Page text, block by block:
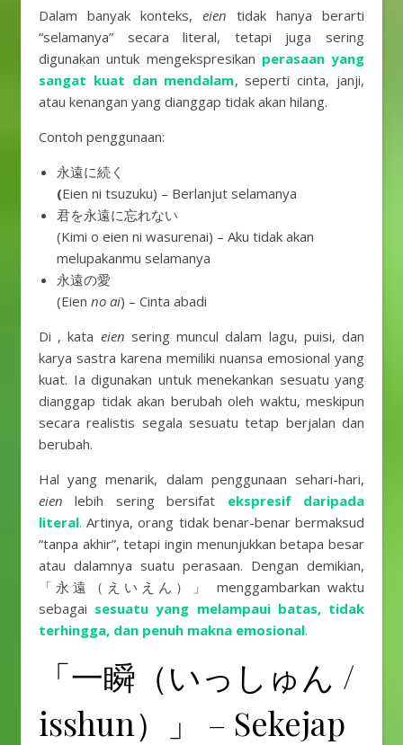
Dalam banyak konteks, eien tidak hanya berarti
“selamanya” secara literal, tetapi juga sering
digunakan untuk mengekspresikan perasaan yang
sangat kuat dan mendalam, seperti cinta, janji,
atau kenangan yang dianggap tidak akan hilang.
Contoh penggunaan:
永遠に続く
(Eien ni tsuzuku) – Berlanjut selamanya
君を永遠に忘れない
(Kimi o eien ni wasurenai) – Aku tidak akan
melupakanmu selamanya
永遠の愛
(Eien no ai) – Cinta abadi
Di , kata eien sering muncul dalam lagu, puisi, dan
karya sastra karena memiliki nuansa emosional yang
kuat. Ia digunakan untuk menekankan sesuatu yang
dianggap tidak akan berubah oleh waktu, meskipun
secara realistis segala sesuatu tetap berjalan dan
berubah.
Hal yang menarik, dalam penggunaan sehari-hari,
eien lebih sering bersifat ekspresif daripada
literal.Artinya, orang tidak benar-benar bermaksud
“tanpa akhir”, tetapi ingin menunjukkan betapa besar
atau dalamnya suatu perasaan. Dengan demikian,
「永遠（えいえん）」 menggambarkan waktu
sebagai sesuatu yang melampaui batas, tidak
terhingga, dan penuh makna emosional.
「一瞬（いっしゅん /
isshun）」 – Sekejap